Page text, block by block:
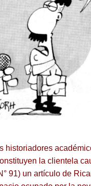
historiadores
la clientela
91) un artículo de